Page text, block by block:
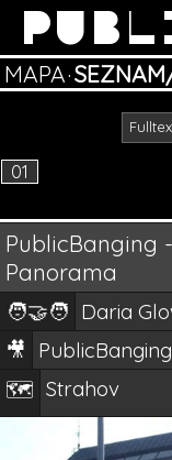
MAPA·
01
PublicBanging
Panorama
🧑‍🤝‍🧑 Daria
🎥 PublicBanging
🗺️ Strahov